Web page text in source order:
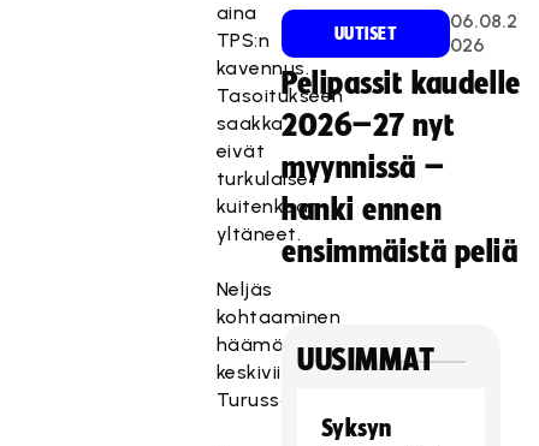
aina
TPS:n
kavennus.
Tasoitukseen
saakka
eivät
turkulaiset
kuitenkaan
yltäneet.
Neljäs
kohtaaminen
häämöttää
keskiviikkona
Turussa.
UUTISET
06.08.2
026
Pelipassit kaudelle
2026–27 nyt
myynnissä –
hanki ennen
ensimmäistä peliä
UUSIMMAT
Syksyn